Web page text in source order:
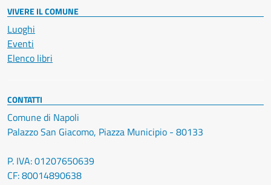
VIVERE IL COMUNE
Luoghi
Eventi
Elenco libri
CONTATTI
Comune di Napoli
Palazzo San Giacomo, Piazza Municipio - 80133
P. IVA: 01207650639
CF: 80014890638